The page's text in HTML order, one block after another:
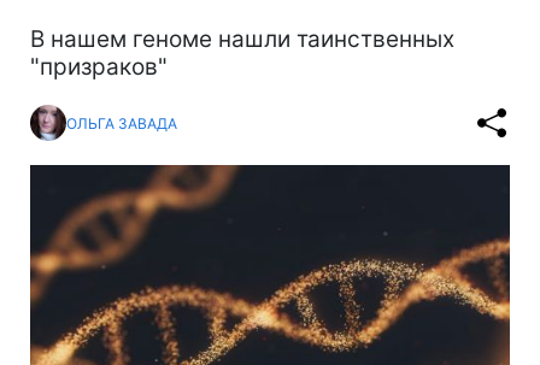
В нашем геноме нашли таинственных
"призраков"
ОЛЬГА ЗАВАДА